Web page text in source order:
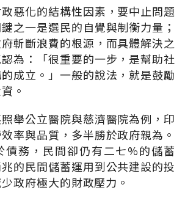
惡化的結構性因素，要中止問題
之一是選民的自覺與制衡力量；
斬斷浪費的根源，而具體解決之
為：「很重要的一步，是幫助社
成立。」一般的說法，就是鼓勵
。
舉公立醫院與慈濟醫院為例，印
率與品質，多半勝於政府親為。
債務，民間卻仍有二七%的儲蓄
的民間儲蓄運用到公共建設的投
政府極大的財政壓力。